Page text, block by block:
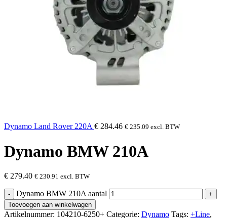
Dynamo Land Rover 220A € 284.46 € 235.09 excl. BTW
Dynamo BMW 210A
€ 279.40 € 230.91 excl. BTW
Dynamo BMW 210A aantal
Toevoegen aan winkelwagen
Artikelnummer: 104210-6250+ Categorie: Dynamo Tags: +Line,